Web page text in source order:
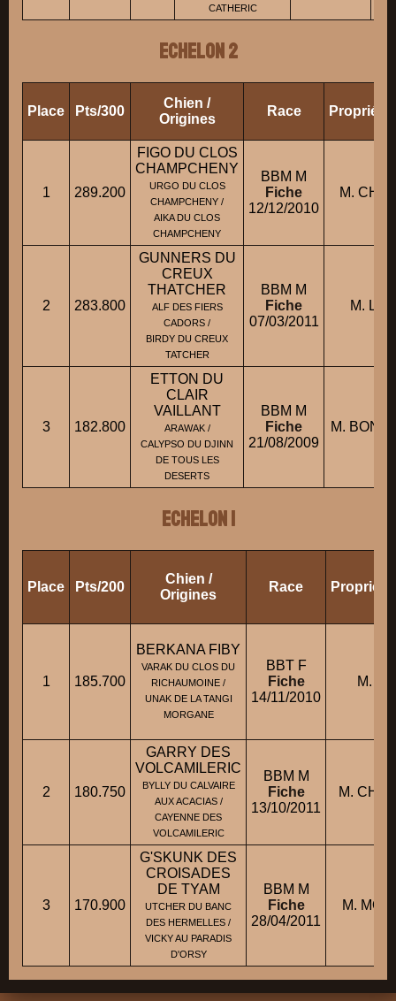
CATHERIC
ECHELON 2
Place Pts/300
Chien /
Origines
Race
1 289.200
FIGO DU CLOS
CHAMPCHENY
URGO DU CLOS
CHAMPCHENY /
AIKA DU CLOS
CHAMPCHENY
BBM M
Fiche
12/12/2010
M.
2 283.800
GUNNERS DU
CREUX
THATCHER
ALF DES FIERS
CADORS /
BIRDY DU CREUX
TATCHER
BBM M
Fiche
07/03/2011
M.
3 182.800
ETTON DU
CLAIR
VAILLANT
ARAWAK /
CALYPSO DU DJINN
DE TOUS LES
DESERTS
BBM M
Fiche
21/08/2009
M.
ECHELON 1
Place Pts/200
Chien /
Origines
Race
1 185.700
BERKANA FIBY
VARAK DU CLOS DU
RICHAUMOINE /
UNAK DE LA TANGI
MORGANE
BBT F
Fiche
14/11/2010
M.
2 180.750
GARRY DES
VOLCAMILERIC
BYLLY DU CALVAIRE
AUX ACACIAS /
CAYENNE DES
VOLCAMILERIC
BBM M
Fiche
13/10/2011
M.
3 170.900
G'SKUNK DES
CROISADES
DE TYAM
UTCHER DU BANC
DES HERMELLES /
VICKY AU PARADIS
D'ORSY
BBM M
Fiche
28/04/2011
M.